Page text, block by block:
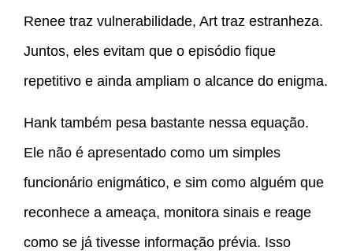
Renee traz vulnerabilidade, Art traz estranheza.
Juntos, eles evitam que o episódio fique
repetitivo e ainda ampliam o alcance do enigma.
Hank também pesa bastante nessa equação.
Ele não é apresentado como um simples
funcionário enigmático, e sim como alguém que
reconhece a ameaça, monitora sinais e reage
como se já tivesse informação prévia. Isso